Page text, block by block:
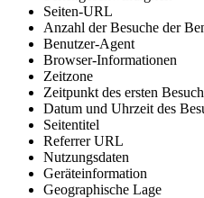
Seiten-URL
Anzahl der Besuche der
Benutzer-Agent
Browser-Informationen
Zeitzone
Zeitpunkt des ersten
Datum und Uhrzeit des
Seitentitel
Referrer URL
Nutzungsdaten
Geräteinformation
Geographische Lage